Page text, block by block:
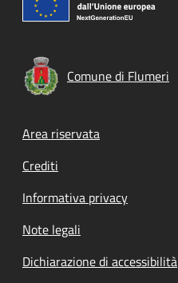
Comune di Flumeri
Footer menu
Area riservata
Crediti
Informativa privacy
Note legali
Dichiarazione di accessibilità